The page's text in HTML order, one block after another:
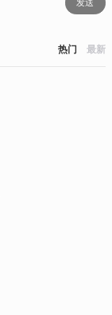
发送
热门 最新